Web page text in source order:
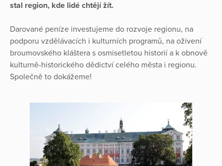
stal region, kde lidé chtějí žít.
Darované peníze investujeme do rozvoje regionu, na
podporu vzdělávacích i kulturních programů, na oživení
broumovského kláštera s osmisetletou historií a k obnově
kulturně-historického dědictví celého města i regionu.
Společně to dokážeme!